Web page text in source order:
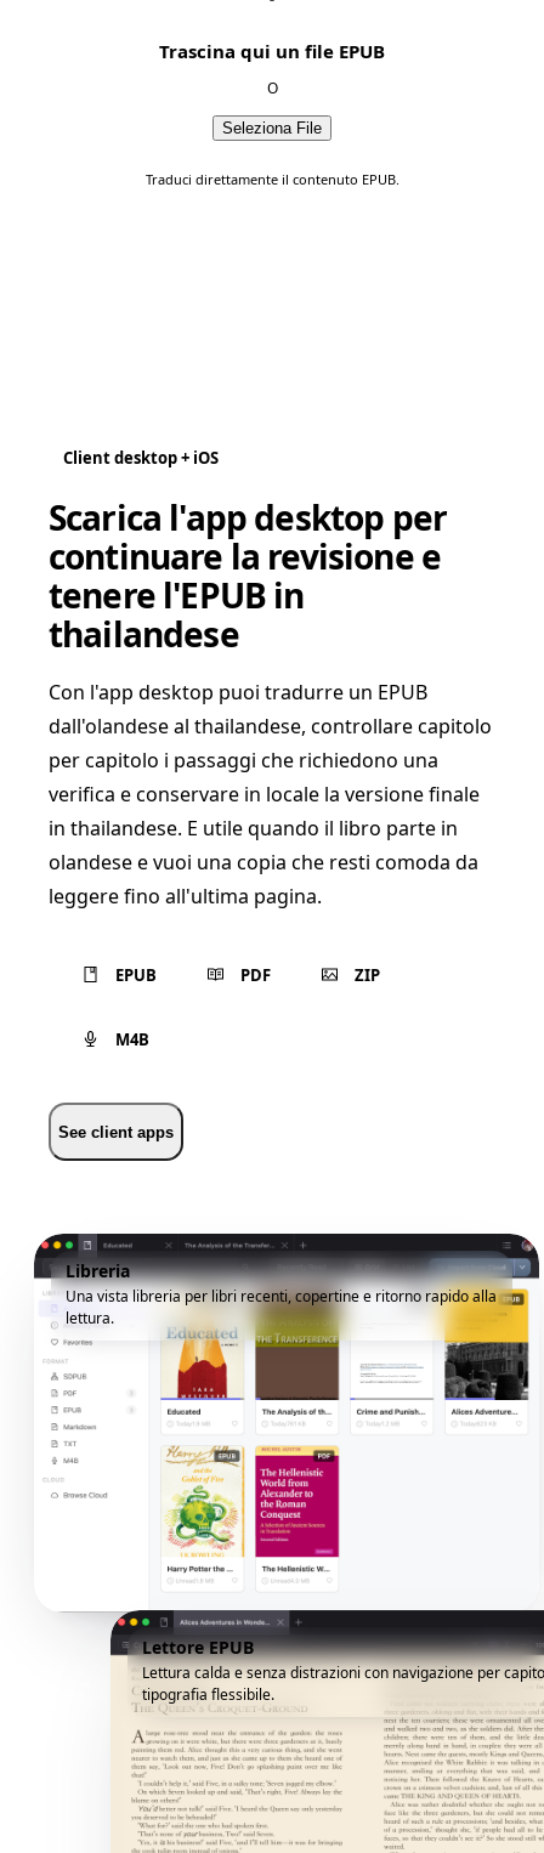
Trascina qui un file EPUB
O
Seleziona File
Traduci direttamente il contenuto EPUB.
Client desktop + iOS
Scarica l'app desktop per
continuare la revisione e
tenere l'EPUB in
thailandese
Con l'app desktop puoi tradurre un EPUB
dall'olandese al thailandese, controllare capitolo
per capitolo i passaggi che richiedono una
verifica e conservare in locale la versione finale
in thailandese. E utile quando il libro parte in
olandese e vuoi una copia che resti comoda da
leggere fino all'ultima pagina.
EPUB PDF ZIP
M4B
See client apps
Libreria
Una vista libreria per libri recenti, copertine e ritorno rapido alla
lettura.
Lettore EPUB
Lettura calda e senza distrazioni con navigazione per
tipografia flessibile.